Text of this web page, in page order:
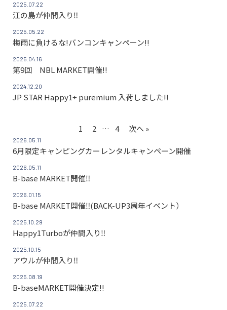
2025.07.22
江の島が仲間入り‼
2025.05.22
梅雨に負けるな!バンコンキャンペーン!!
2025.04.16
第9回 NBL MARKET開催!!
2024.12.20
JP STAR Happy1+ puremium 入荷しました!!
1 2 … 4 次へ »
2026.05.11
6月限定キャンピングカーレンタルキャンペーン開催
2026.05.11
B-base MARKET開催‼
2026.01.15
B-base MARKET開催‼(BACK-UP3周年イベント）
2025.10.29
Happy1Turboが仲間入り‼
2025.10.15
アウルが仲間入り‼
2025.08.19
B-baseMARKET開催決定!!
2025.07.22